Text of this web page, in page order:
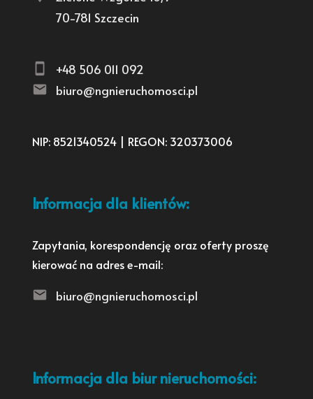
70-781 Szczecin
+48 506 011 092
biuro@ngnieruchomosci.pl
NIP: 8521340524 | REGON: 320373006
Informacja dla klientów:
Zapytania, korespondencję oraz oferty proszę
kierować na adres e-mail:
biuro@ngnieruchomosci.pl
Informacja dla biur nieruchomości: